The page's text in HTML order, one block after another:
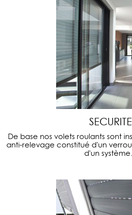
SECURITE
De base nos volets roulants sont
anti-relevage constitué d'un
d'un